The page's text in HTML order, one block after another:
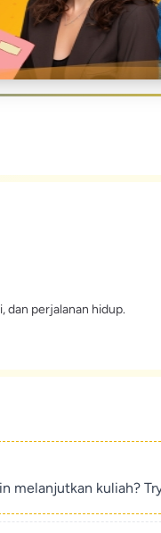
dan perjalanan hidup.
melanjutkan kuliah?